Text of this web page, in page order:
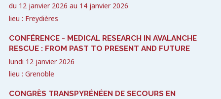
du 12 janvier 2026 au 14 janvier 2026
lieu : Freydières
CONFÉRENCE - MEDICAL RESEARCH IN AVALANCHE
RESCUE : FROM PAST TO PRESENT AND FUTURE
lundi 12 janvier 2026
lieu : Grenoble
CONGRÈS TRANSPYRÉNÉEN DE SECOURS EN